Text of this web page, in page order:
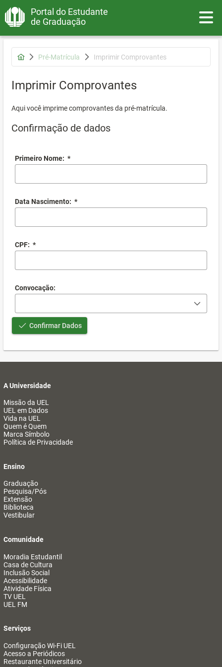
Portal do Estudante
de Graduação
Pré-Matrícula Imprimir Comprovantes
Imprimir Comprovantes
Aqui você imprime comprovantes da pré-matrícula.
Confirmação de dados
Primeiro Nome: *
Data Nascimento: *
CPF: *
Convocação:
Confirmar Dados
A Universidade
Missão da UEL
UEL em Dados
Vida na UEL
Quem é Quem
Marca Símbolo
Política de Privacidade
Ensino
Graduação
Pesquisa/Pós
Extensão
Biblioteca
Vestibular
Comunidade
Moradia Estudantil
Casa de Cultura
Inclusão Social
Acessibilidade
Atividade Física
TV UEL
UEL FM
Serviços
Configuração Wi-Fi UEL
Acesso a Periódicos
Restaurante Universitário